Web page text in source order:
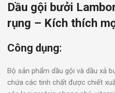
Dầu gội bưởi
rụng – Kích thích
Công dụng:
Bộ sản phẩm dầu gội và dầu xả
chứa các tinh chất được chiết